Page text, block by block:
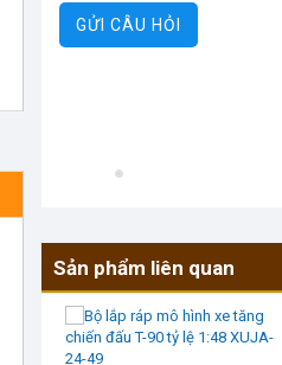
GỬI CÂU HỎI
Sản phẩm liên quan